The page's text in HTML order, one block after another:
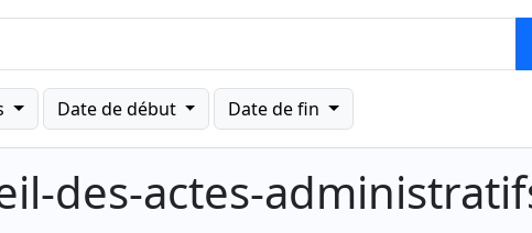
Date de début Date de fin
des-actes-